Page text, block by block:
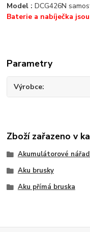
Model :DCG426N
Baterie a nabíječka
Parametry
Výrobce
Zboží zařazeno v
Akumulátorové
Aku brusky
Aku přímá bruska